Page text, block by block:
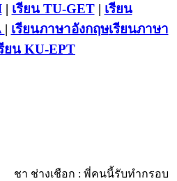
| เรียน TU-GET| เรียน
| เรียนภาษาอังกฤษเรียนภาษา
ยน KU-EPT
ชา ช่างเชือก : พี่คนนี้รับทำกรอบ